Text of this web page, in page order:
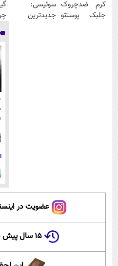
کرم ضدچروک
جلبک پوستتو
سوئیسی:
جدیدترین
عضویت در
۱۵ سال پیش در چنین روزی